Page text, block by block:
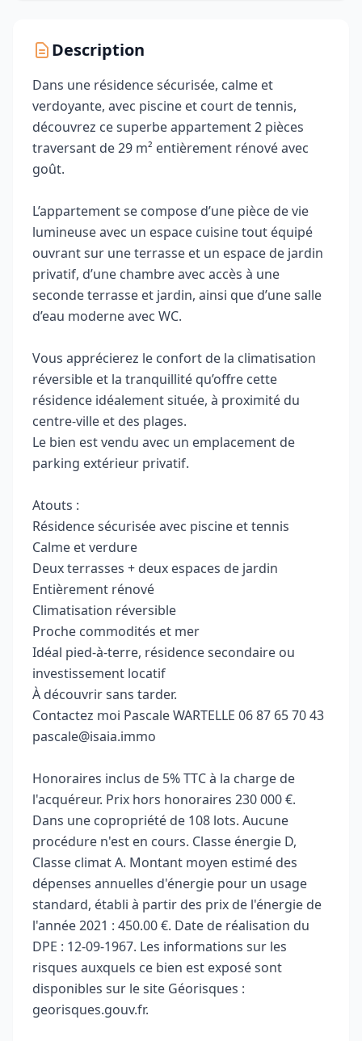
Description
Dans une résidence sécurisée, calme et
verdoyante, avec piscine et court de tennis,
découvrez ce superbe appartement 2 pièces
traversant de 29 m² entièrement rénové avec
goût.
L’appartement se compose d’une pièce de vie
lumineuse avec un espace cuisine tout équipé
ouvrant sur une terrasse et un espace de jardin
privatif, d’une chambre avec accès à une
seconde terrasse et jardin, ainsi que d’une salle
d’eau moderne avec WC.
Vous apprécierez le confort de la climatisation
réversible et la tranquillité qu’offre cette
résidence idéalement située, à proximité du
centre-ville et des plages.
Le bien est vendu avec un emplacement de
parking extérieur privatif.
Atouts :
Résidence sécurisée avec piscine et tennis
Calme et verdure
Deux terrasses + deux espaces de jardin
Entièrement rénové
Climatisation réversible
Proche commodités et mer
Idéal pied-à-terre, résidence secondaire ou
investissement locatif
À découvrir sans tarder.
Contactez moi Pascale WARTELLE 06 87 65 70 43
pascale@isaia.immo
Honoraires inclus de 5% TTC à la charge de
l'acquéreur. Prix hors honoraires 230 000 €.
Dans une copropriété de 108 lots. Aucune
procédure n'est en cours. Classe énergie D,
Classe climat A. Montant moyen estimé des
dépenses annuelles d'énergie pour un usage
standard, établi à partir des prix de l'énergie de
l'année 2021 : 450.00 €. Date de réalisation du
DPE : 12-09-1967. Les informations sur les
risques auxquels ce bien est exposé sont
disponibles sur le site Géorisques :
georisques.gouv.fr.